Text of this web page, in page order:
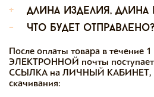
+
длина изделия, длина
-
что будет отправлено?
После оплаты товара в течение
ЭЛЕКТРОННОЙ почты поступает
ССЫЛКА на ЛИЧНЫЙ КАБИНЕТ,
скачивания: